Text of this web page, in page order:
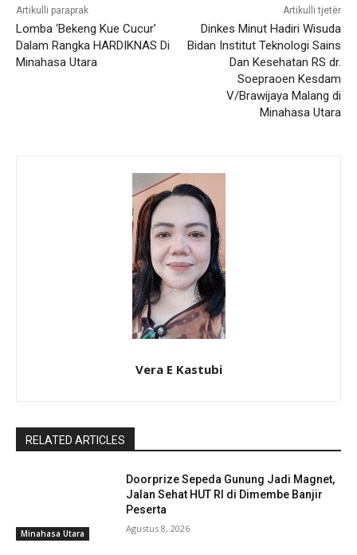
Artikulli paraprak
Lomba ‘Bekeng Kue Cucur’
Dalam Rangka HARDIKNAS Di
Minahasa Utara
Artikulli tjetër
Dinkes Minut Hadiri Wisuda
Bidan Institut Teknologi Sains
Dan Kesehatan RS dr.
Soepraoen Kesdam
V/Brawijaya Malang di
Minahasa Utara
Vera E Kastubi
RELATED ARTICLES
Minahasa Utara
Doorprize Sepeda Gunung Jadi Magnet,
Jalan Sehat HUT RI di Dimembe Banjir
Peserta
Agustus 8, 2026